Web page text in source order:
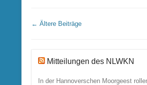
Beitrags Übersicht
← Ältere Beiträge
Mitteilungen des NLWKN
In der Hannoverschen Moorgeest